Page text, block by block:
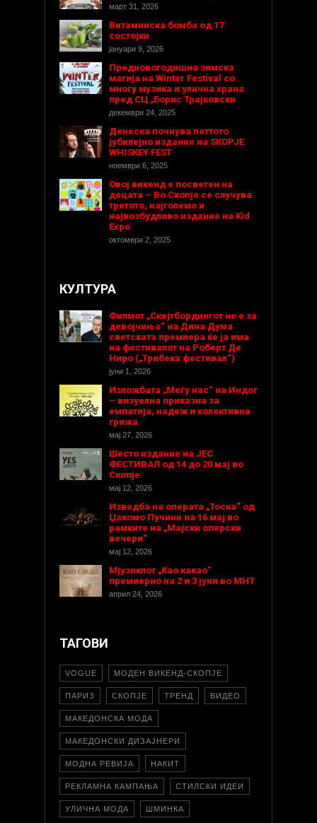
март 31, 2026
Витаминска бомба од 17
состојки
јануари 9, 2026
Предновогодишнa зимска
магија на Winter Festival со
многу музика и улична храна
пред СЦ „Борис Трајковски
декември 24, 2025
Денеска почнува петтото
јубилејно издание на SKOPJE
WHISKEY FEST
ноември 6, 2025
Овој викенд е посветен на
децата – Во Скопје се случува
третото, најголемо и
највозбудливо издание на Kid
Expo
октомври 2, 2025
КУЛТУРА
Филмот „Скејтбордингот не е за
девојчиња“ на Дина Дума
светската премиера ќе ја има
на фестивалот на Роберт Де
Ниро („Трибека фестивал“)
јуни 1, 2026
Изложбата „Меѓу нас“ на Индог
– визуелна приказна за
емпатија, надеж и колективна
грижа
мај 27, 2026
Шесто издание на ЈЕС
ФЕСТИВАЛ од 14 до 20 мај во
Скопје
мај 12, 2026
Изведба на операта „Тоска“ од
Џакомо Пучини на 16 мај во
рамките на „Мајски оперски
вечери“
мај 12, 2026
Мјузиклот „Као какао“
премиерно на 2 и 3 јуни во МНТ
април 24, 2026
ТАГОВИ
VOGUE МОДЕН ВИКЕНД-СКОПЈЕ
ПАРИЗ СКОПЈЕ ТРЕНД ВИДЕО
МАКЕДОНСКА МОДА
МАКЕДОНСКИ ДИЗАЈНЕРИ
МОДНА РЕВИЈА НАКИТ
РЕКЛАМНА КАМПАЊА СТИЛСКИ ИДЕИ
УЛИЧНА МОДА ШМИНКА